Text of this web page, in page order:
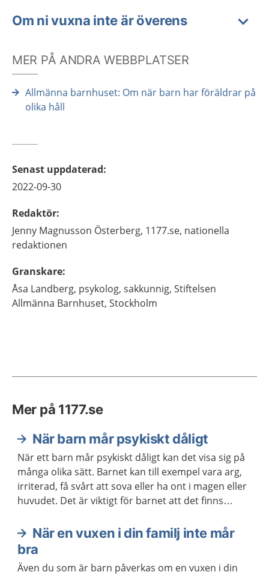
Om ni vuxna inte är överens
MER PÅ ANDRA WEBBPLATSER
Allmänna barnhuset: Om när barn har föräldrar på
olika håll
Senast uppdaterad:
2022-09-30
Redaktör:
Jenny Magnusson Österberg, 1177.se, nationella
redaktionen
Granskare:
Åsa Landberg, psykolog, sakkunnig, Stiftelsen
Allmänna Barnhuset, Stockholm
Mer på 1177.se
När barn mår psykiskt dåligt
När ett barn mår psykiskt dåligt kan det visa sig på
många olika sätt. Barnet kan till exempel vara arg,
irriterad, få svårt att sova eller ha ont i magen eller
huvudet. Det är viktigt för barnet att det finns
också stöd och hjälp från sjukvården eller
kommunen.
När en vuxen i din familj inte mår
bra
Även du som är barn påverkas om en vuxen i din